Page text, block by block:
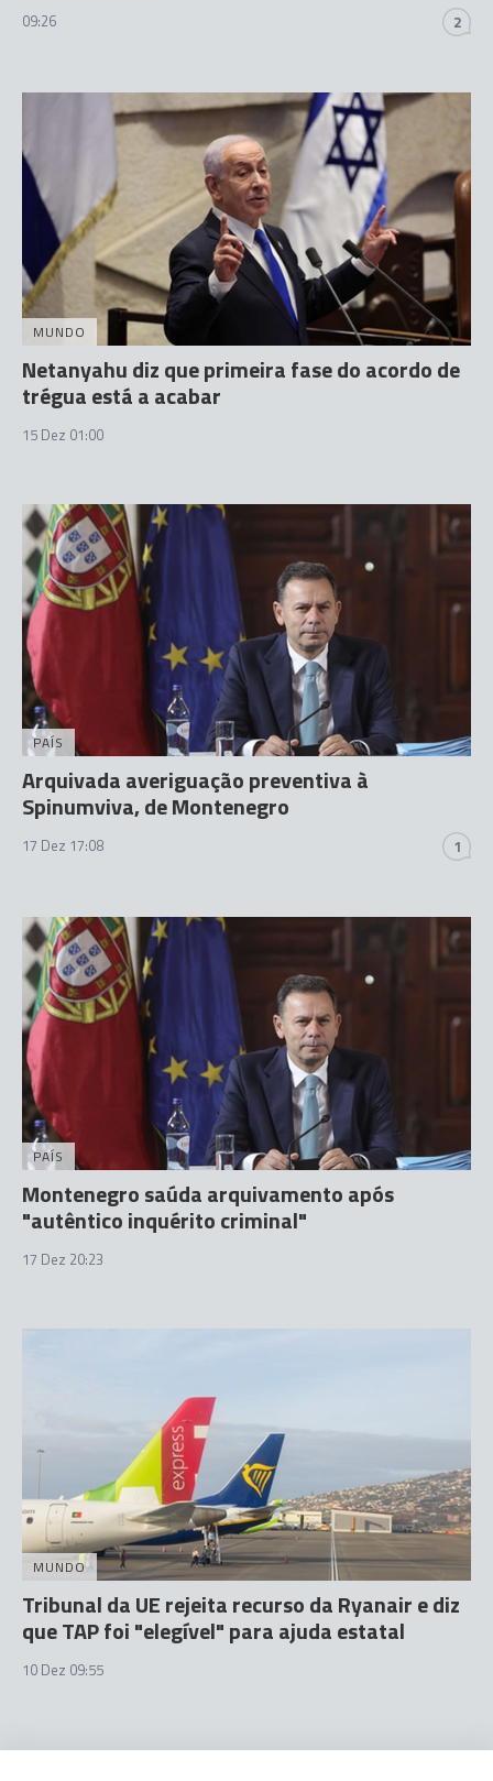
09:26 2
MUNDO
Netanyahu diz que primeira fase do acordo de
trégua está a acabar
15 Dez 01:00
PAÍS
Arquivada averiguação preventiva à
Spinumviva, de Montenegro
17 Dez 17:08 1
PAÍS
Montenegro saúda arquivamento após
"autêntico inquérito criminal"
17 Dez 20:23
MUNDO
Tribunal da UE rejeita recurso da Ryanair e diz
que TAP foi "elegível" para ajuda estatal
10 Dez 09:55